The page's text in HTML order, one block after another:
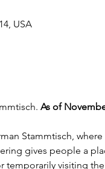
USA
As of
Stammtisch,
gives people a
temporarily visiting